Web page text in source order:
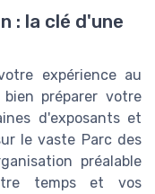
: la clé d'une
expérience au
préparer votre
d'exposants et
le vaste Parc des
préalable
temps et vos